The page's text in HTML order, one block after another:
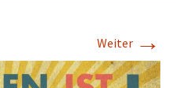
Weiter →